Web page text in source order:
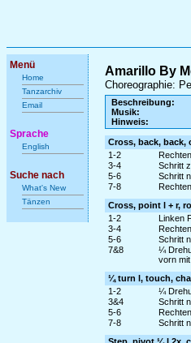
Menü
Home
Tanzarchiv
Email
Sprache
English
Suche nach
What's New
Tänzen
Amarillo By
Choreographie:
Beschreibung:
Musik:
Hinweis:
Cross, back, back,
1-2
3-4
Schritt
5-6
Schritt
7-8
Cross, point l + r,
1-2
Linken
3-4
5-6
Schritt
7&8
¼
vorn
¼ turn l, touch,
1-2
¼
3&4
Schritt
5-6
7-8
Schritt